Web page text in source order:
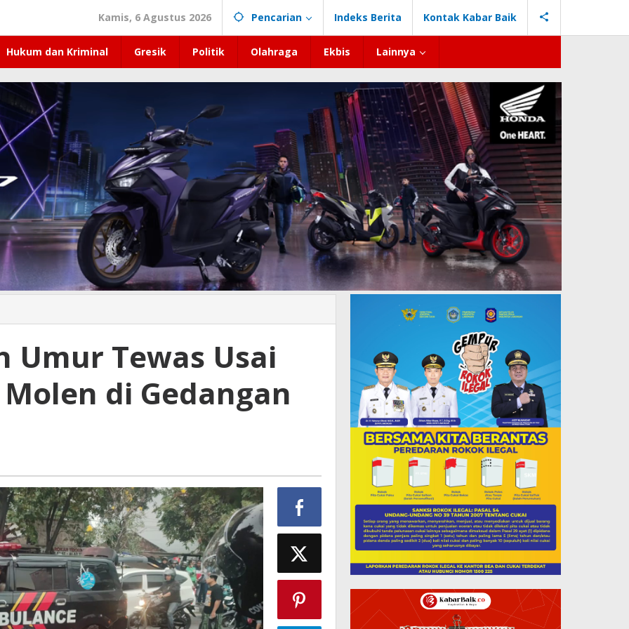
Kamis, 6 Agustus 2026 Pencarian Indeks Berita Kontak Kabar Baik
Hukum dan Kriminal Gresik Politik Olahraga Ekbis Lainnya
Umur Tewas Usai
di Gedangan